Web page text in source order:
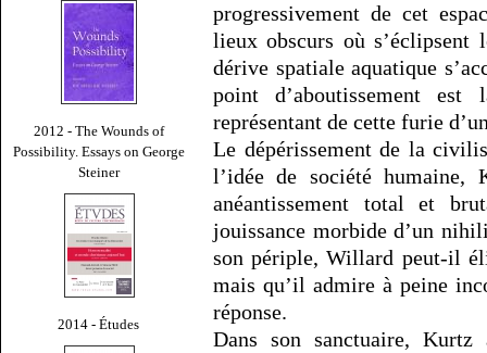
2012 - The Wounds of
Possibility. Essays on George
Steiner
2014 - Études
progressivement de cet
lieux obscurs où s’éclipsent
dérive spatiale aquatique
point d’aboutissement
représentant de cette furie
Le dépérissement de la
l’idée de société humaine,
anéantissement total et
jouissance morbide d’un
son périple, Willard peut-il
mais qu’il admire à peine
réponse.
Dans son sanctuaire,